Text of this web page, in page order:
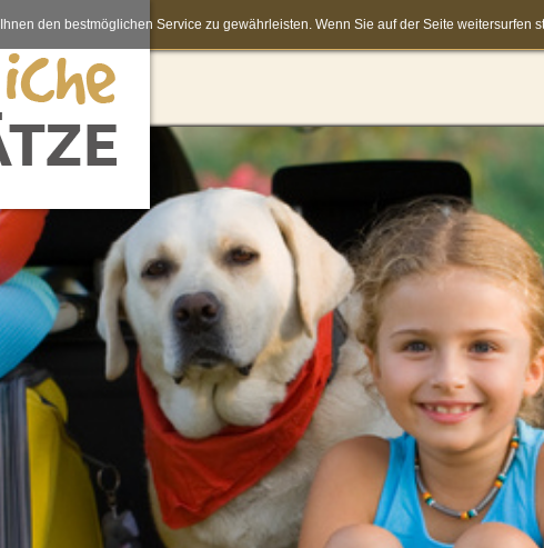
den bestmöglichen Service zu gewährleisten. Wenn Sie auf der Seite